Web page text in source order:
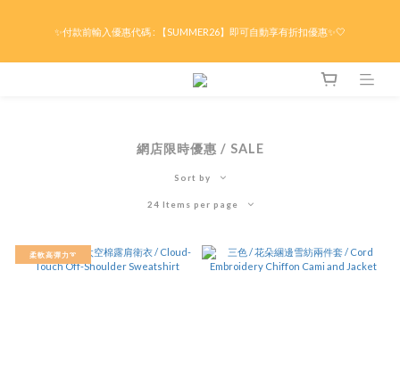
✨付款前輸入優惠代碼 : 【SUMMER26】即可自動享有折扣優惠✨🤍
限時折後滿HK$299京東免運 / 折後滿HK$599港澳順豐免運🚚每天3pm前下單現貨最
網店限時優惠 / SALE
Sort by
24 Items per page
柔軟高彈力➰